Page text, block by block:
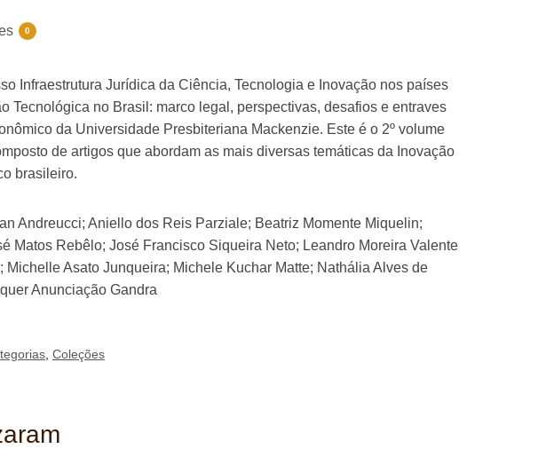
0
Infraestrutura Jurídica da Ciência, Tecnologia e Inovação nos países
no Brasil: marco legal, perspectivas, desafios e entraves
da Universidade Presbiteriana Mackenzie. Este é o 2º volume
de artigos que abordam as mais diversas temáticas da Inovação
brasileiro.
Andreucci; Aniello dos Reis Parziale; Beatriz Momente Miquelin;
Rebêlo; José Francisco Siqueira Neto; Leandro Moreira Valente
Asato Junqueira; Michele Kuchar Matte; Nathália Alves de
Anunciação Gandra
Coleções